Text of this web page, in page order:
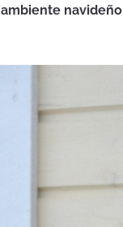
ambiente navideño